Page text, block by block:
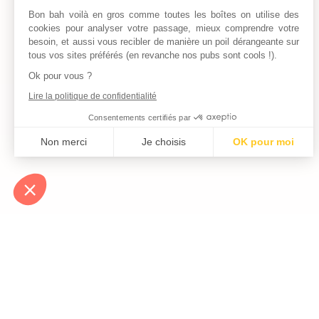
Bon bah voilà en gros comme toutes les boîtes on utilise des
cookies pour analyser votre passage, mieux comprendre votre
besoin, et aussi vous recibler de manière un poil dérangeante sur
tous vos sites préférés (en revanche nos pubs sont cools !).
Ok pour vous ?
Lire la politique de confidentialité
Consentements certifiés par
Non merci Je choisis
OK pour moi
Notre plateforme vous permet d'adapter et de gérer vos